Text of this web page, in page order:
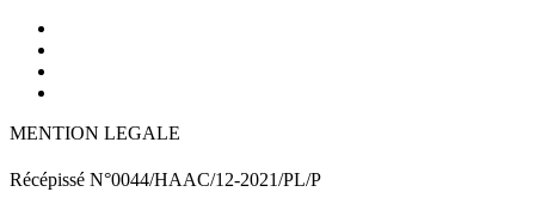
MENTION LEGALE
Récépissé N°0044/HAAC/12-2021/PL/P